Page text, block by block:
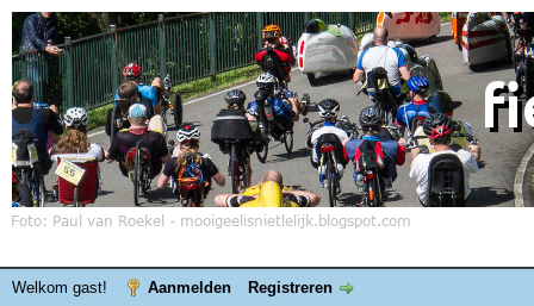
Welkom gast! Aanmelden Registreren